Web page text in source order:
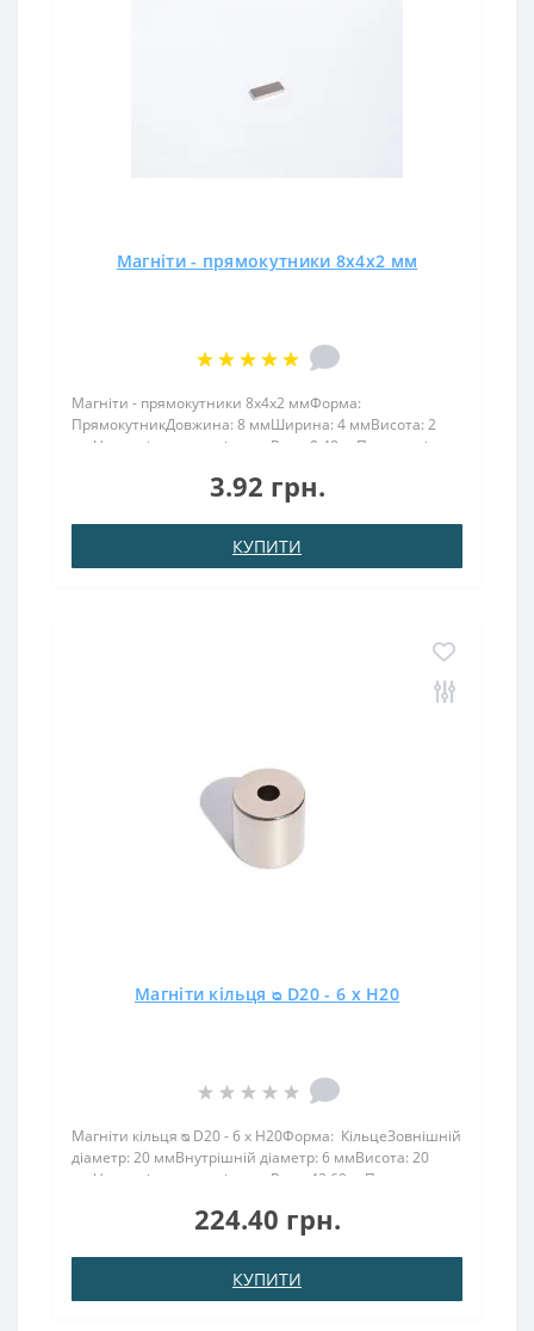
Магніти - прямокутники 8x4x2 мм
Магніти - прямокутники 8x4x2 ммФорма:
ПрямокутникДовжина: 8 ммШирина: 4 ммВисота: 2
ммНамагнічення: аксіальнеВага: 0,48 грПоверх. нікель
грТемпература використання: до 80 ° CПрямокутник
3.92 грн.
КУПИТИ
Магніти кільця ᴓ D20 - 6 x H20
Магніти кільця ᴓ D20 - 6 x H20Форма: КільцеЗовнішній
діаметр: 20 ммВнутрішній діаметр: 6 ммВисота: 20
ммНамагнічення: аксіальнеВага: 42,60 грПоверх.
.: 42,600 кгТемпература використання: до 8..
224.40 грн.
КУПИТИ